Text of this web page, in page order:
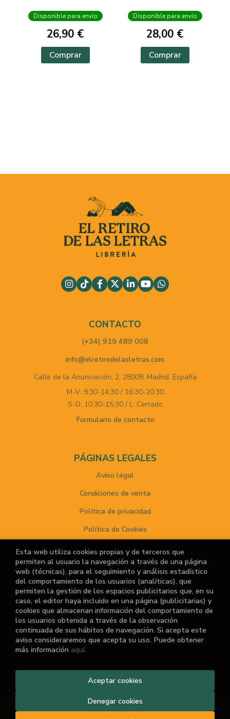
Disponible para envío
26,90 €
Comprar
Disponible para envío
28,00 €
Comprar
CONTACTO
(+34) 919 489 008
info@elretirodelasletras.com
Calle de la Anunciación, 2, 28009, Madrid, España
M-V: 9:30-14:30 / 16:30-20:30
S-D: 10:30-15:30 / L: Cerrado
Formulario de contacto
PÁGINAS LEGALES
Aviso legal
Condiciones de venta
Política de privacidad
Política de Cookies
ATENCIÓN AL CLIENTE
Quiénes somos
Noticias
¿No encuentras el libro que buscas?
El Retiro de las Letras. Todos los Derechos
Esta web utiliza cookies propias y de terceros que
permiten al usuario la navegación a través de una página
web (técnicas), para el seguimiento y análisis estadístico
del comportamiento de los usuarios (analíticas), que
permiten la gestión de los espacios publicitarios que, en su
caso, el editor haya incluido en una página (publicitarias) y
cookies que almacenan información del comportamiento de
los usuarios obtenida a través de la observación
continuada de sus hábitos de navegación. Si acepta este
aviso consideraremos que acepta su uso. Puede obtener
más información aquí.
Denegar cookies
Aceptar cookies